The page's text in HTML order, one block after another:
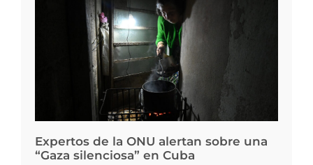
Expertos de la ONU alertan sobre una
“Gaza silenciosa” en Cuba